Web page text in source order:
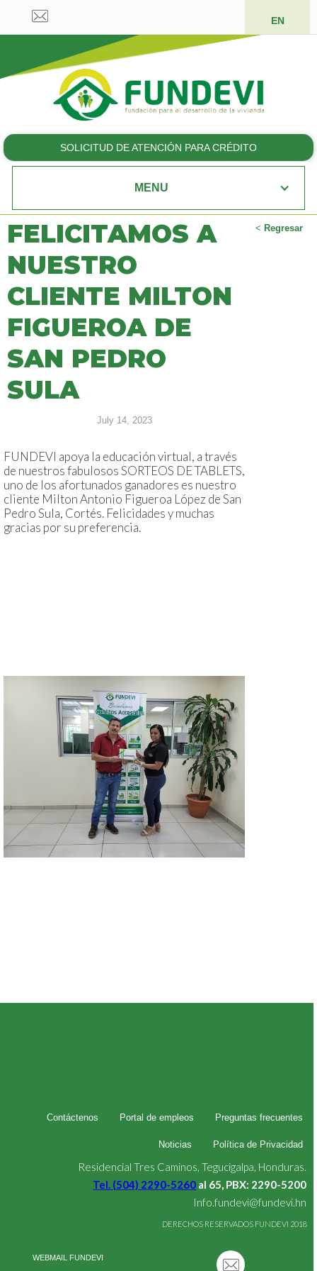
EN
SOLICITUD DE ATENCIÓN PARA CRÉDITO
MENU
< Regresar
FELICITAMOS A
NUESTRO
CLIENTE MILTON
FIGUEROA DE
SAN PEDRO
SULA
July 14, 2023
FUNDEVI apoya la educación virtual, a través
de nuestros fabulosos SORTEOS DE TABLETS,
uno de los afortunados ganadores es nuestro
cliente Milton Antonio Figueroa López de San
Pedro Sula, Cortés. Felicidades y muchas
gracias por su preferencia.
Contáctenos Portal de empleos Preguntas frecuentes
Noticias Política de Privacidad
Residencial Tres Caminos, Tegucigalpa, Honduras.
Tel. (504) 2290-5260 al 65, PBX: 2290-5200
Info.fundevi@fundevi.hn
DERECHOS RESERVADOS FUNDEVI 2018
WEBMAIL FUNDEVI